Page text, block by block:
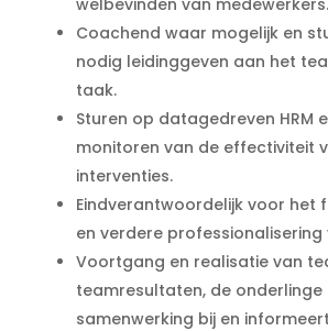
welbevinden van medewerkers.
Coachend waar mogelijk en
nodig leidinggeven aan het
taak.
Sturen op datagedreven HRM
monitoren van de effectiviteit
interventies.
Eindverantwoordelijk voor het
en verdere
Voortgang en realisatie van
teamresultaten, de onderlinge
samenwerking bij en